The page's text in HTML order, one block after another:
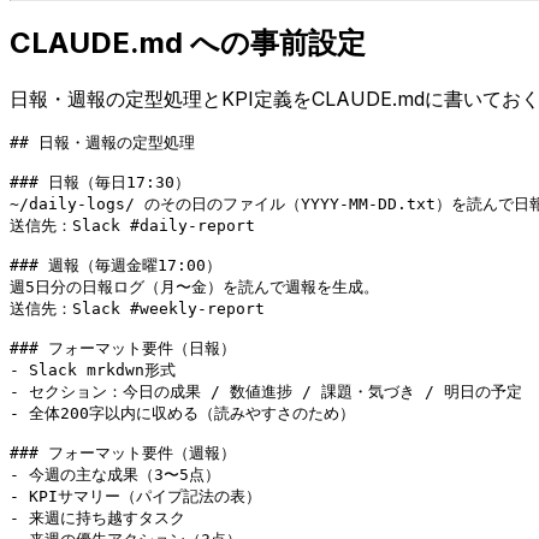
CLAUDE.md への事前設定
日報・週報の定型処理とKPI定義をCLAUDE.mdに書いておく
## 日報・週報の定型処理
### 日報（毎日17:30）
~/daily-logs/ のその日のファイル（YYYY-MM-DD.txt）を読んで日報
送信先：Slack #daily-report
### 週報（毎週金曜17:00）
週5日分の日報ログ（月〜金）を読んで週報を生成。
送信先：Slack #weekly-report
### フォーマット要件（日報）
- Slack mrkdwn形式
- セクション：今日の成果 / 数値進捗 / 課題・気づき / 明日の予定
- 全体200字以内に収める（読みやすさのため）
### フォーマット要件（週報）
- 今週の主な成果（3〜5点）
- KPIサマリー（パイプ記法の表）
- 来週に持ち越すタスク